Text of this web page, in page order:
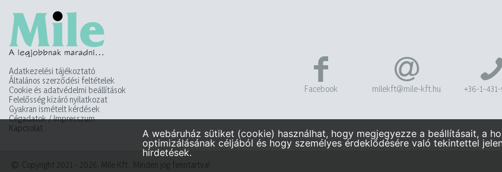
Adatkezelési tájékoztató
Általános szerződési feltételek
Cookie és adatvédelmi beállítások
Felelősség kizáró nyilatkozat
Gyakran ismételt kérdések
Cégadatok / Impresszum
Kapcsolat
Facebook milekft@mile-kft.hu +36-1-
Copyright 2021 - 2026. Mile Kft. Minden jog fenntartva!